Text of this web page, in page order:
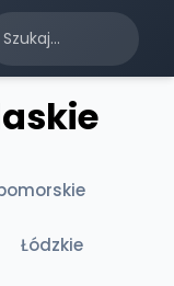
Łódzkie